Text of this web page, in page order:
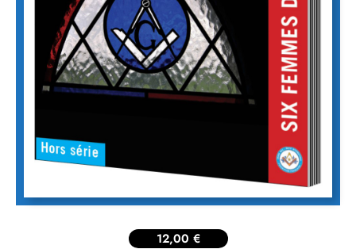
12,00 €